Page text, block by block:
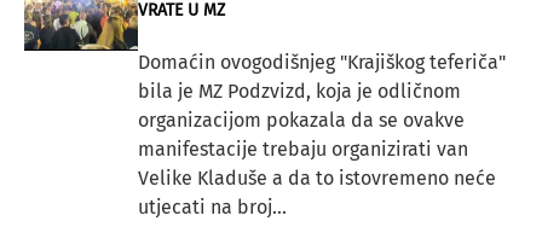
VRATE U MZ
Domaćin ovogodišnjeg "Krajiškog teferiča"
bila je MZ Podzvizd, koja je odličnom
organizacijom pokazala da se ovakve
manifestacije trebaju organizirati van
Velike Kladuše a da to istovremeno neće
utjecati na broj...